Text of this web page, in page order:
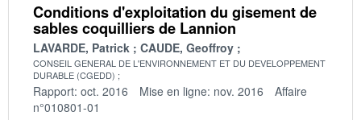
Conditions d'exploitation du gisement de
sables coquilliers de Lannion
LAVARDE, Patrick CAUDE, Geoffroy
CONSEIL GENERAL DE L'ENVIRONNEMENT ET DU DEVELOPPEMENT
DURABLE (CGEDD)
Rapport: oct. 2016 Mise en ligne: nov. 2016
Affaire
n°010801-01